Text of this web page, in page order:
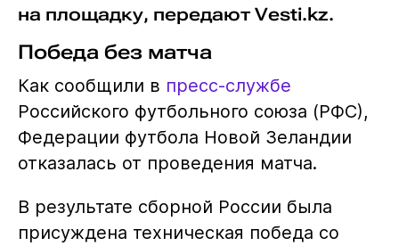
на площадку, передают Vesti.kz.
Победа без матча
Как сообщили в пресс-службе
Российского футбольного союза (РФС),
Федерации футбола Новой Зеландии
отказалась от проведения матча.
В результате сборной России была
присуждена техническая победа со